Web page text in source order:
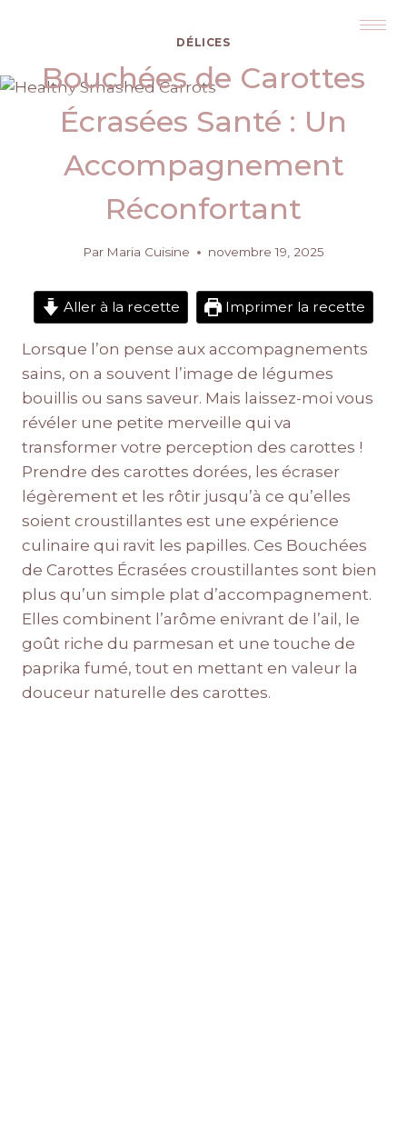
DÉLICES
Bouchées de Carottes
Écrasées Santé : Un
Accompagnement
Réconfortant
Par Maria Cuisine novembre 19, 2025
Aller à la recette Imprimer la recette
Lorsque l’on pense aux accompagnements
sains, on a souvent l’image de légumes
bouillis ou sans saveur. Mais laissez-moi vous
révéler une petite merveille qui va
transformer votre perception des carottes !
Prendre des carottes dorées, les écraser
légèrement et les rôtir jusqu’à ce qu’elles
soient croustillantes est une expérience
culinaire qui ravit les papilles. Ces Bouchées
de Carottes Écrasées croustillantes sont bien
plus qu’un simple plat d’accompagnement.
Elles combinent l’arôme enivrant de l’ail, le
goût riche du parmesan et une touche de
paprika fumé, tout en mettant en valeur la
douceur naturelle des carottes.